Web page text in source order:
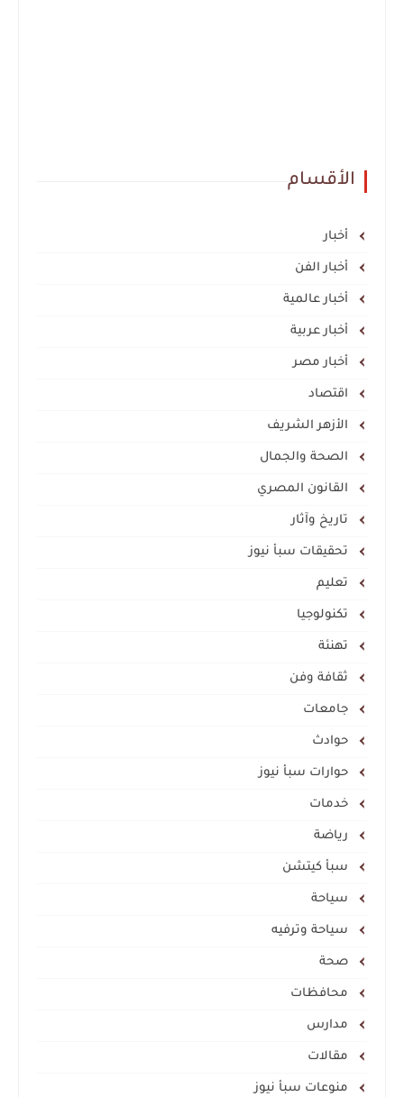
الأقسام
أخبار
أخبار الفن
أخبار عالمية
أخبار عربية
أخبار مصر
اقتصاد
الأزهر الشريف
الصحة والجمال
القانون المصري
تاريخ وآثار
تحقيقات سبأ نيوز
تعليم
تكنولوجيا
تهنئة
ثقافة وفن
جامعات
حوادث
حوارات سبأ نيوز
خدمات
رياضة
سبأ كيتشن
سياحة
سياحة وترفيه
صحة
محافظات
مدارس
مقالات
منوعات سبأ نيوز